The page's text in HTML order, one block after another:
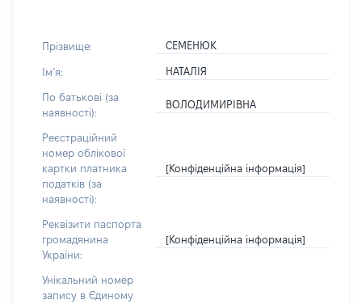
Прізвище: СЕМЕНЮК
Імʼя: НАТАЛІЯ
По батькові (за
наявності):
ВОЛОДИМИРІВНА
Реєстраційний
номер облікової
картки платника
податків (за
наявності):
[Конфіденційна інформація]
Реквізити паспорта
громадянина
України:
[Конфіденційна інформація]
Унікальний номер
запису в Єдиному